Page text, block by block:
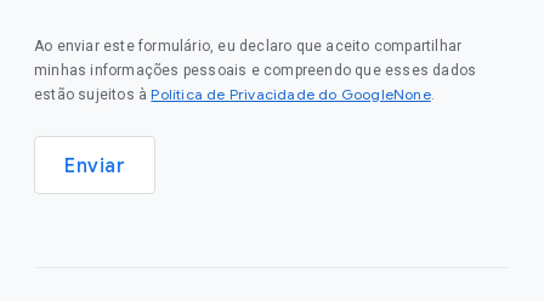
Ao enviar este formulário, eu declaro que aceito compartilhar
minhas informações pessoais e compreendo que esses dados
estão sujeitos à Política de Privacidade do GoogleNone.
Enviar